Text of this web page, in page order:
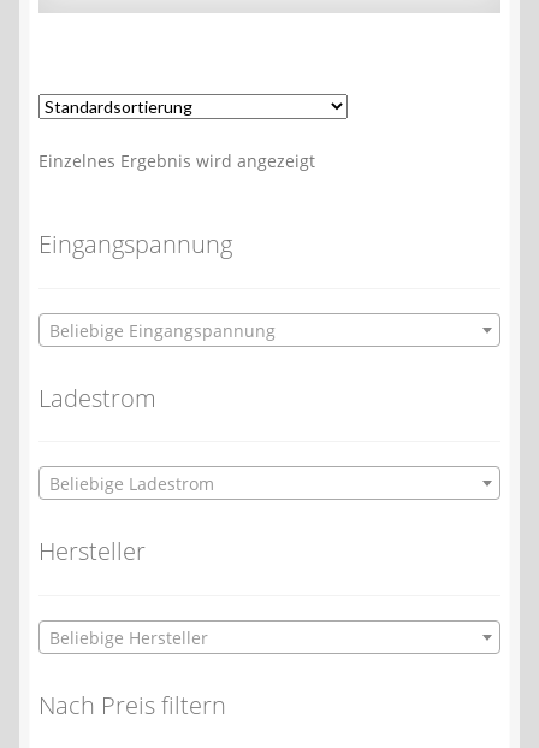
Einzelnes Ergebnis wird angezeigt
Eingangspannung
Beliebige Eingangspannung
Ladestrom
Beliebige Ladestrom
Hersteller
Beliebige Hersteller
Nach Preis filtern